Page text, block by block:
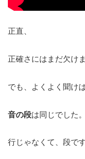
正直、
正確さにはまだ欠け
でも、よくよく聞け
音の段は同じでした。
行じゃなくて、段です